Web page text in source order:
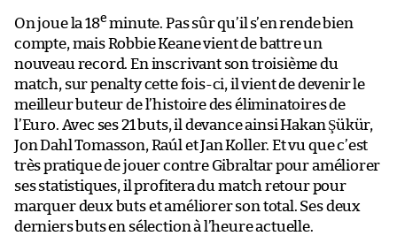
On joue la 18e minute. Pas sûr qu’il s’en rende bien
compte, mais Robbie Keane vient de battre un
nouveau record. En inscrivant son troisième du
match, sur penalty cette fois-ci, il vient de devenir le
meilleur buteur de l’histoire des éliminatoires de
l’Euro. Avec ses 21 buts, il devance ainsi Hakan Şükür,
Jon Dahl Tomasson, Raúl et Jan Koller. Et vu que c’est
très pratique de jouer contre Gibraltar pour améliorer
ses statistiques, il profitera du match retour pour
marquer deux buts et améliorer son total. Ses deux
derniers buts en sélection à l’heure actuelle.